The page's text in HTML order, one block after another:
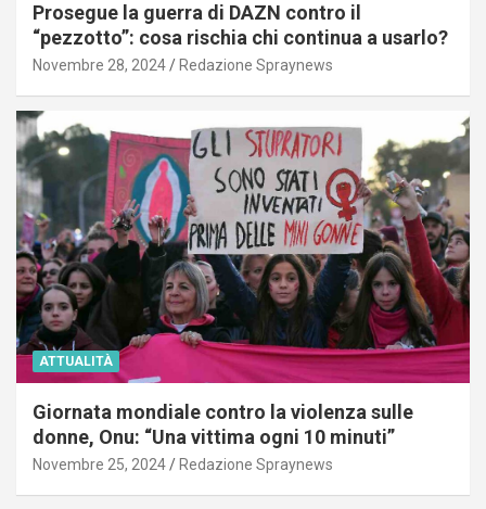
Prosegue la guerra di DAZN contro il
“pezzotto”: cosa rischia chi continua a usarlo?
Novembre 28, 2024 Redazione Spraynews
ATTUALITÀ
Giornata mondiale contro la violenza sulle
donne, Onu: “Una vittima ogni 10 minuti”
Novembre 25, 2024 Redazione Spraynews